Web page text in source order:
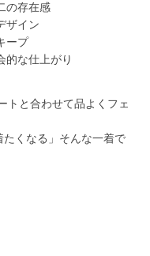
の存在感
ザイン
ープ
的な仕上がり
トと合わせて品よくフェ
たくなる」そんな一着で